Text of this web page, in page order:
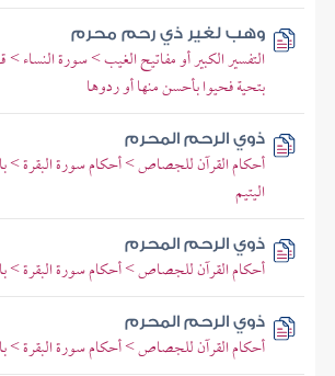
وهب لغير ذي رحم محرم
التفسير الكبير أو مفاتيح الغيب > سورة النساء >
بتحية فحيوا بأحسن منها أو ردوها
ذوي الرحم المحرم
أحكام القرآن للجصاص > أحكام سورة البقرة >
اليتيم
ذوي الرحم المحرم
أحكام القرآن للجصاص > أحكام سورة البقرة >
ذوي الرحم المحرم
أحكام القرآن للجصاص > أحكام سورة البقرة >